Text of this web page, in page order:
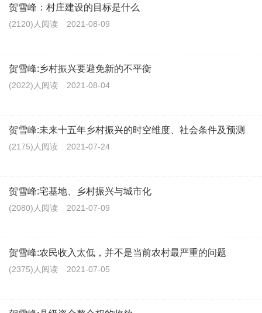
贺雪峰：村庄建设的目标是什么
(2120)人阅读 2021-08-09
贺雪峰:乡村振兴要避免新的不平衡
(2022)人阅读 2021-08-04
贺雪峰:未来十五年乡村振兴的时空维度、社会条件及预测
(2175)人阅读 2021-07-24
贺雪峰:宅基地、乡村振兴与城市化
(2080)人阅读 2021-07-09
贺雪峰:农民收入太低，并不是当前农村最严重的问题
(2375)人阅读 2021-07-05